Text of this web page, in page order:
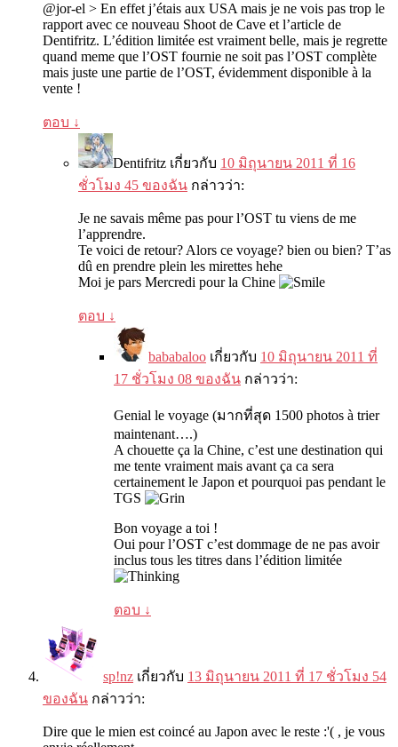
@jor-el > En effet j’étais aux USA mais je ne vois pas trop le
rapport avec ce nouveau Shoot de Cave et l’article de
Dentifritz. L’édition limitée est vraiment belle, mais je regrette
quand meme que l’OST fournie ne soit pas l’OST complète
mais juste une partie de l’OST, évidemment disponible à la
vente !
ตอบ ↓
Dentifritz เกี่ยวกับ 10 มิถุนายน 2011 ที่ 16
ชั่วโมง 45 ของฉัน กล่าวว่า:
Je ne savais même pas pour l’OST tu viens de me
l’apprendre.
Te voici de retour? Alors ce voyage? bien ou bien? T’as
dû en prendre plein les mirettes hehe
Moi je pars Mercredi pour la Chine
ตอบ ↓
bababaloo เกี่ยวกับ 10 มิถุนายน 2011 ที่
17 ชั่วโมง 08 ของฉัน กล่าวว่า:
Genial le voyage (มากที่สุด 1500 photos à trier
maintenant….)
A chouette ça la Chine, c’est une destination qui
me tente vraiment mais avant ça ca sera
certainement le Japon et pourquoi pas pendant le
TGS
Bon voyage a toi !
Oui pour l’OST c’est dommage de ne pas avoir
inclus tous les titres dans l’édition limitée
ตอบ ↓
sp!nz เกี่ยวกับ 13 มิถุนายน 2011 ที่ 17 ชั่วโมง 54
ของฉัน กล่าวว่า:
Dire que le mien est coincé au Japon avec le reste :'( , je vous